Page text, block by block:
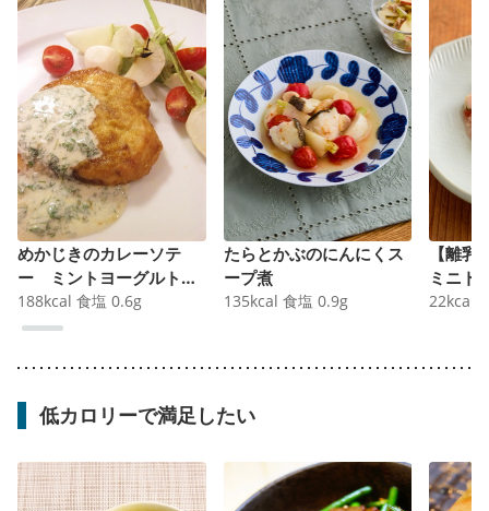
めかじきのカレーソテ
ー ミントヨーグルトソ
ース
188kcal 食塩 0.6g
たらとかぶのにんにくス
ープ煮
135kcal 食塩 0.9g
【離
ミニト
22kcal
低カロリーで満足したい